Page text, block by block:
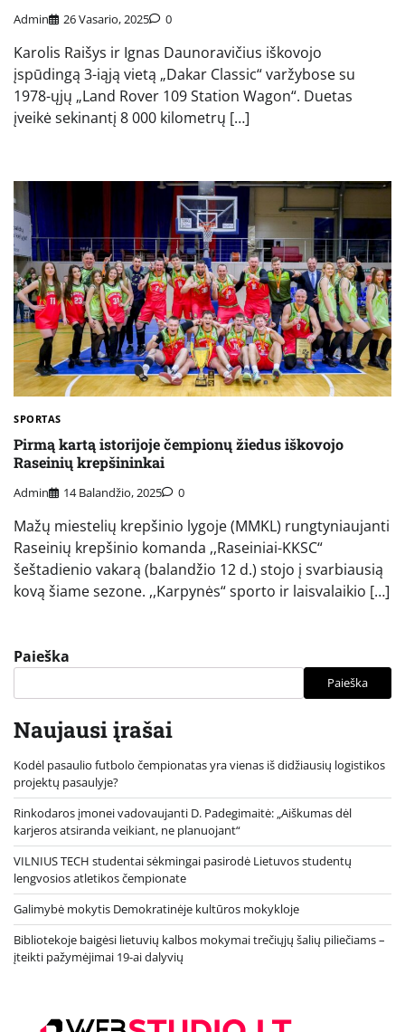
Admin 26 Vasario, 2025 0
Karolis Raišys ir Ignas Daunoravičius iškovojo
įspūdingą 3-iąją vietą „Dakar Classic“ varžybose su
1978-ųjų „Land Rover 109 Station Wagon“. Duetas
įveikė sekinantį 8 000 kilometrų […]
SPORTAS
Pirmą kartą istorijoje čempionų žiedus iškovojo
Raseinių krepšininkai
Admin 14 Balandžio, 2025 0
Mažų miestelių krepšinio lygoje (MMKL) rungtyniaujanti
Raseinių krepšinio komanda ,,Raseiniai-KKSC“
šeštadienio vakarą (balandžio 12 d.) stojo į svarbiausią
kovą šiame sezone. ,,Karpynės“ sporto ir laisvalaikio […]
Paieška
Paieška
Naujausi įrašai
Kodėl pasaulio futbolo čempionatas yra vienas iš didžiausių logistikos
projektų pasaulyje?
Rinkodaros įmonei vadovaujanti D. Padegimaitė: „Aiškumas dėl
karjeros atsiranda veikiant, ne planuojant“
VILNIUS TECH studentai sėkmingai pasirodė Lietuvos studentų
lengvosios atletikos čempionate
Galimybė mokytis Demokratinėje kultūros mokykloje
Bibliotekoje baigėsi lietuvių kalbos mokymai trečiųjų šalių piliečiams –
įteikti pažymėjimai 19-ai dalyvių